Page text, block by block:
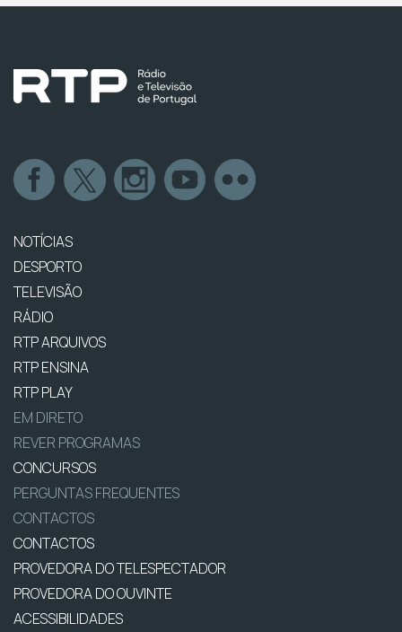
NOTÍCIAS
DESPORTO
TELEVISÃO
RÁDIO
RTP ARQUIVOS
RTP ENSINA
RTP PLAY
EM DIRETO
REVER PROGRAMAS
CONCURSOS
PERGUNTAS FREQUENTES
CONTACTOS
CONTACTOS
PROVEDORA DO TELESPECTADOR
PROVEDORA DO OUVINTE
ACESSIBILIDADES